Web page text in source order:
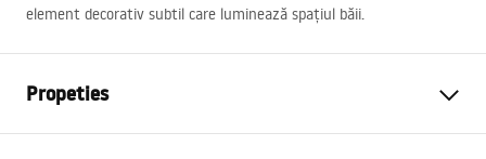
element decorativ subtil care luminează spațiul băii.
Propeties